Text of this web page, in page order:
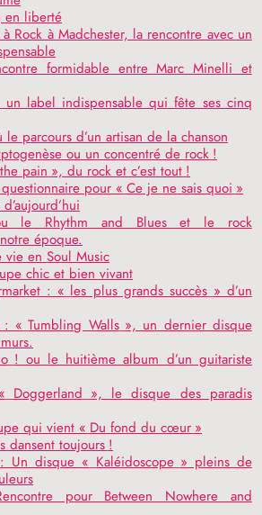
en liberté
Rock à Madchester, la rencontre avec un
formidable entre Marc Minelli et
un label indispensable qui fête ses cinq
le parcours d’un artisan de la chanson
ou un concentré de rock !
pain », du rock et c’est tout !
pour « Ce je ne sais quoi »
le Rhythm and Blues et le rock
époque.
vie en Soul Music
chic et bien vivant
: « les plus grands succès » d’un
: « Tumbling Walls », un dernier disque
! ou le huitième album d’un guitariste
Doggerland », le disque des paradis
qui vient « Du fond du cœur »
dansent toujours !
: Un disque « Kaléidoscope » pleins de
pour Between Nowhere and